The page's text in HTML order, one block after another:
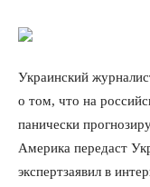
Украинский
о том, что на
панически
Америка передаст
экспертзаявил в